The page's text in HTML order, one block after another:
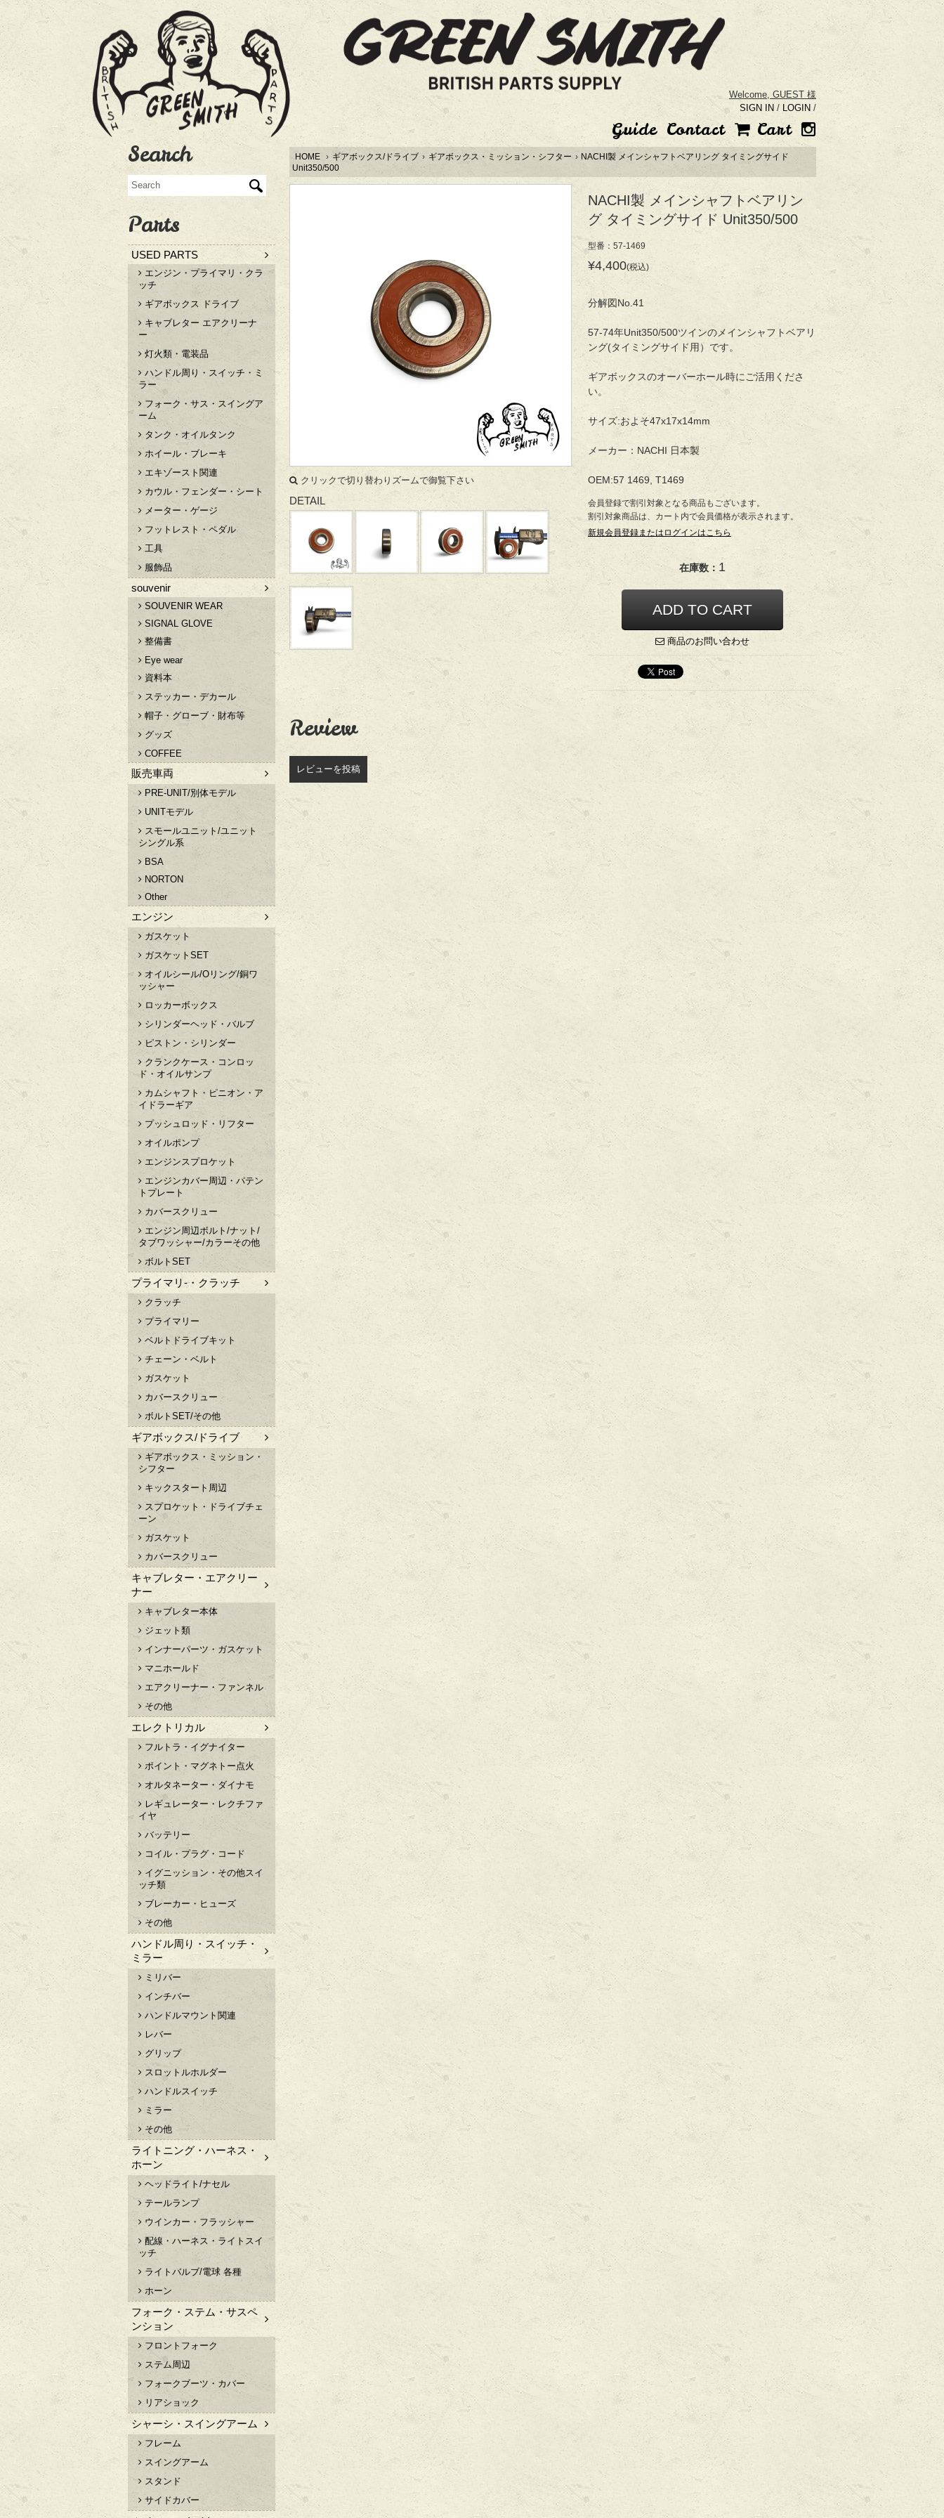
Welcome, GUEST 様
SIGN IN / LOGIN /
Guide Contact Cart
HOME › ギアボックス/ドライブ › ギアボックス・ミッション・シフター › NACHI製 メインシャフトベアリング タイミングサイド
Unit350/500
NACHI製 メインシャフトベアリン
グ タイミングサイド Unit350/500
型番：57-1469
¥4,400(税込)
分解図No.41
57-74年Unit350/500ツインのメインシャフトベアリ
ング(タイミングサイド用）です。
ギアボックスのオーバーホール時にご活用くださ
い。
サイズ:およそ47x17x14mm
メーカー：NACHI 日本製
OEM:57 1469, T1469
会員登録で割引対象となる商品もございます。
割引対象商品は、カート内で会員価格が表示されます。
新規会員登録またはログインはこちら
在庫数： 1
商品のお問い合わせ
クリックで切り替わりズームで御覧下さい
DETAIL
Review
レビューを投稿
Search
Parts
USED PARTS
エンジン・プライマリ・クラ
ッチ
ギアボックス ドライブ
キャブレター エアクリーナ
ー
灯火類・電装品
ハンドル周り・スイッチ・ミ
ラー
フォーク・サス・スイングア
ーム
タンク・オイルタンク
ホイール・ブレーキ
エキゾースト関連
カウル・フェンダー・シート
メーター・ゲージ
フットレスト・ペダル
工具
服飾品
souvenir
SOUVENIR WEAR
SIGNAL GLOVE
整備書
Eye wear
資料本
ステッカー・デカール
帽子・グローブ・財布等
グッズ
COFFEE
販売車両
PRE-UNIT/別体モデル
UNITモデル
スモールユニット/ユニット
シングル系
BSA
NORTON
Other
エンジン
ガスケット
ガスケットSET
オイルシール/Oリング/銅ワ
ッシャー
ロッカーボックス
シリンダーヘッド・バルブ
ピストン・シリンダー
クランクケース・コンロッ
ド・オイルサンプ
カムシャフト・ピニオン・ア
イドラーギア
プッシュロッド・リフター
オイルポンプ
エンジンスプロケット
エンジンカバー周辺・パテン
トプレート
カバースクリュー
エンジン周辺ボルト/ナット/
タブワッシャー/カラーその他
ボルトSET
プライマリ-・クラッチ
クラッチ
プライマリー
ベルトドライブキット
チェーン・ベルト
ガスケット
カバースクリュー
ボルトSET/その他
ギアボックス/ドライブ
ギアボックス・ミッション・
シフター
キックスタート周辺
スプロケット・ドライブチェ
ーン
ガスケット
カバースクリュー
キャブレター・エアクリー
ナー
キャブレター本体
ジェット類
インナーパーツ・ガスケット
マニホールド
エアクリーナー・ファンネル
その他
エレクトリカル
フルトラ・イグナイター
ポイント・マグネトー点火
オルタネーター・ダイナモ
レギュレーター・レクチファ
イヤ
バッテリー
コイル・プラグ・コード
イグニッション・その他スイ
ッチ類
ブレーカー・ヒューズ
その他
ハンドル周り・スイッチ・
ミラー
ミリバー
インチバー
ハンドルマウント関連
レバー
グリップ
スロットルホルダー
ハンドルスイッチ
ミラー
その他
ライトニング・ハーネス・
ホーン
ヘッドライト/ナセル
テールランプ
ウインカー・フラッシャー
配線・ハーネス・ライトスイ
ッチ
ライトバルブ/電球 各種
ホーン
フォーク・ステム・サスペ
ンション
フロントフォーク
ステム周辺
フォークブーツ・カバー
リアショック
シャーシ・スイングアーム
フレーム
スイングアーム
スタンド
サイドカバー